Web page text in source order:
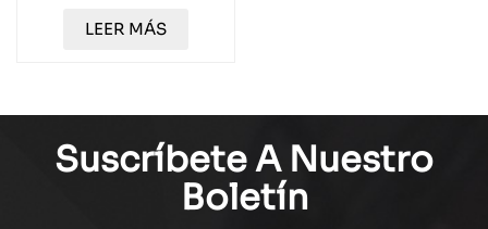
seguridad y
LEER MÁS
Suscríbete A Nuestro
Boletín